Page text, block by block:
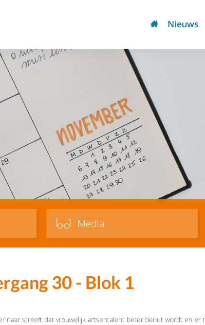
Nieuws
Media
30 - Blok 1
naar streeft dat vrouwelijk artsentalent beter benut wordt en er